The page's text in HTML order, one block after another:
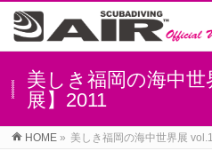
美しき福岡の海中世
展】2011
HOME » 美しき福岡の海中世界展